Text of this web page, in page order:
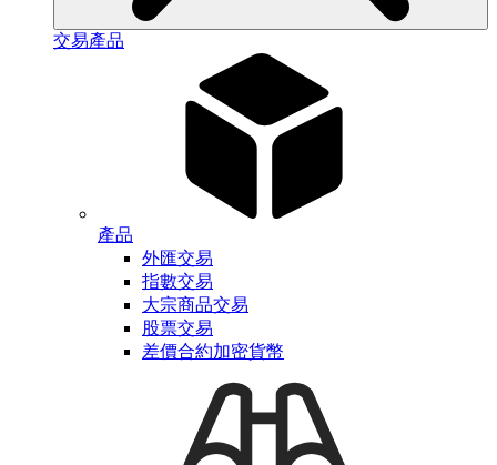
交易產品
產品
外匯交易
指數交易
大宗商品交易
股票交易
差價合約加密貨幣